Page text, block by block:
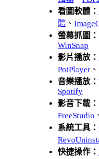
看圖軟體：
體 、
螢幕抓圖：
WinSnap
影片播放：
PotPlayer 、
音樂播放：
Spotify
影音下載：
FreeStudio
系統工具：
快捷操作：